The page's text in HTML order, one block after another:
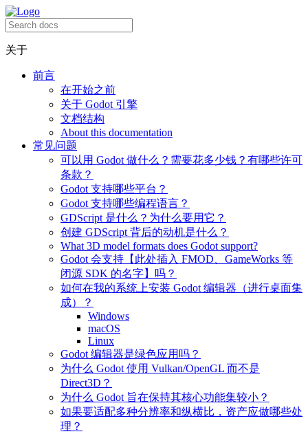
关于
前言
在开始之前
关于 Godot 引擎
文档结构
About this documentation
常见问题
可以用 Godot 做什么？需要花多少钱？有哪些许可
条款？
Godot 支持哪些平台？
Godot 支持哪些编程语言？
GDScript 是什么？为什么要用它？
创建 GDScript 背后的动机是什么？
What 3D model formats does Godot support?
Godot 会支持【此处插入 FMOD、GameWorks 等
闭源 SDK 的名字】吗？
如何在我的系统上安装 Godot 编辑器（进行桌面集
成）？
Windows
macOS
Linux
Godot 编辑器是绿色应用吗？
为什么 Godot 使用 Vulkan/OpenGL 而不是
Direct3D？
为什么 Godot 旨在保持其核心功能集较小？
如果要适配多种分辨率和纵横比，资产应做哪些处
理？